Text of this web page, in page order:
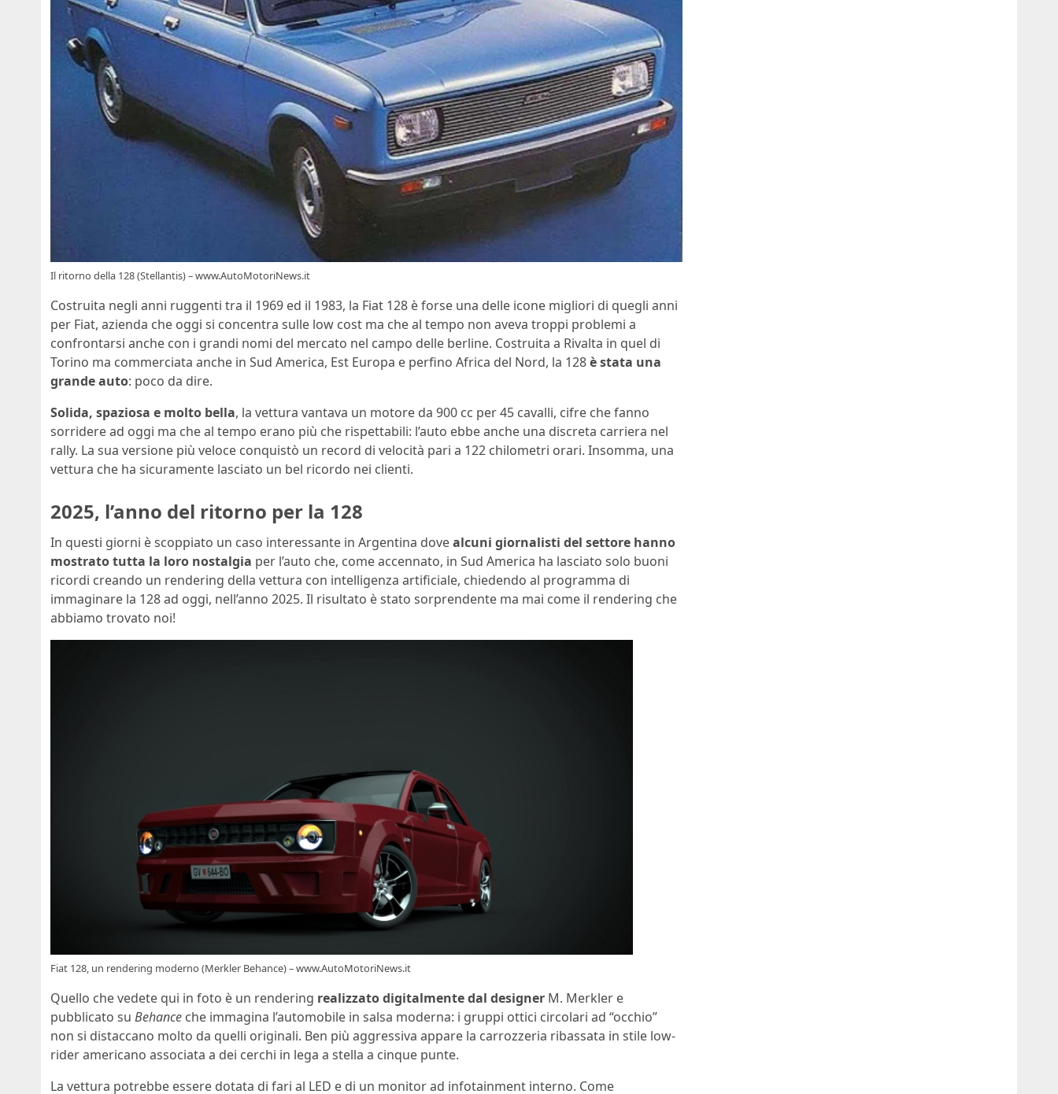
Il ritorno della 128 (Stellantis) – www.AutoMotoriNews.it
Costruita negli anni ruggenti tra il 1969 ed il 1983, la Fiat 128 è forse una delle icone migliori di quegli anni
per Fiat, azienda che oggi si concentra sulle low cost ma che al tempo non aveva troppi problemi a
confrontarsi anche con i grandi nomi del mercato nel campo delle berline. Costruita a Rivalta in quel di
Torino ma commerciata anche in Sud America, Est Europa e perfino Africa del Nord, la 128è stata una
grande auto: poco da dire.
Solida, spaziosa e molto bella, la vettura vantava un motore da 900 cc per 45 cavalli, cifre che fanno
sorridere ad oggi ma che al tempo erano più che rispettabili: l’auto ebbe anche una discreta carriera nel
rally. La sua versione più veloce conquistò un record di velocità pari a 122 chilometri orari. Insomma, una
vettura che ha sicuramente lasciato un bel ricordo nei clienti.
2025, l’anno del ritorno per la 128
In questi giorni è scoppiato un caso interessante in Argentina dovealcuni giornalisti del settore hanno
mostrato tutta la loro nostalgia per l’auto che, come accennato, in Sud America ha lasciato solo buoni
ricordi creando un rendering della vettura con intelligenza artificiale, chiedendo al programma di
immaginare la 128 ad oggi, nell’anno 2025. Il risultato è stato sorprendente ma mai come il rendering che
abbiamo trovato noi!
Fiat 128, un rendering moderno (Merkler Behance) – www.AutoMotoriNews.it
Quello che vedete qui in foto è un rendering realizzato digitalmente dal designer M. Merkler e
pubblicato su Behance che immagina l’automobile in salsa moderna: i gruppi ottici circolari ad “occhio”
non si distaccano molto da quelli originali. Ben più aggressiva appare la carrozzeria ribassata in stile low-
rider americano associata a dei cerchi in lega a stella a cinque punte.
La vettura potrebbe essere dotata di fari al LED e di un monitor ad infotainment interno. Come